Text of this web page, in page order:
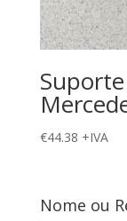
€44.38 +IVA
Nome ou